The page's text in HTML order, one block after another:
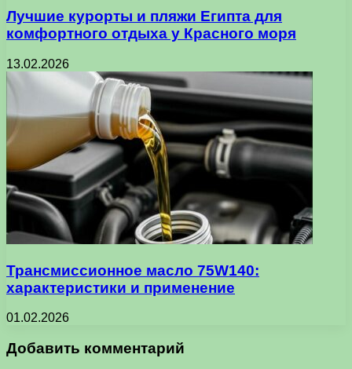
Лучшие курорты и пляжи Египта для
комфортного отдыха у Красного моря
13.02.2026
Трансмиссионное масло 75W140:
характеристики и применение
01.02.2026
Добавить комментарий